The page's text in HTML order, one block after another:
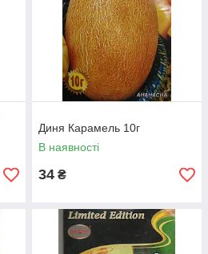
Диня Карамель 10г
В наявності
34 ₴